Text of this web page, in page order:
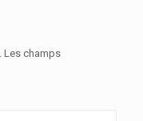
Les champs